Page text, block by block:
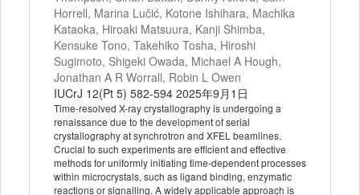
Horrell, Marina Lučić, Kotone Ishihara, Machika
Kataoka, Hiroaki Matsuura, Kanji Shimba,
Kensuke Tono, Takehiko Tosha, Hiroshi
Sugimoto, Shigeki Owada, Michael A Hough,
Jonathan A R Worrall, Robin L Owen
IUCrJ 12(Pt 5) 582-594 2025年9月1日
Time-resolved X-ray crystallography is undergoing a
renaissance due to the development of serial
crystallography at synchrotron and XFEL beamlines.
Crucial to such experiments are efficient and effective
methods for uniformly initiating time-dependent processes
within microcrystals, such as ligand binding, enzymatic
reactions or signalling. A widely applicable approach is